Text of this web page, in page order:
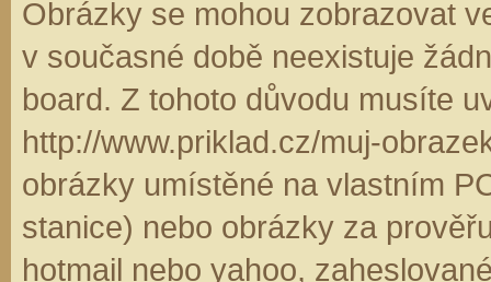
Obrázky se mohou zobrazovat
v současné době neexistuje
board. Z tohoto důvodu musíte
http://www.priklad.cz/muj-
obrázky umístěné na vlastním
stanice) nebo obrázky za
hotmail nebo yahoo,